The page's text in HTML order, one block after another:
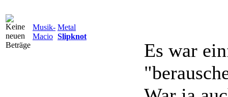
Musik-
Macio
Metal
Slipknot
Es war